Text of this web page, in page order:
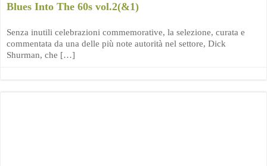
Blues Into The 60s vol.2(&1)
Senza inutili celebrazioni commemorative, la selezione, curata e
commentata da una delle più note autorità nel settore, Dick
Shurman, che […]